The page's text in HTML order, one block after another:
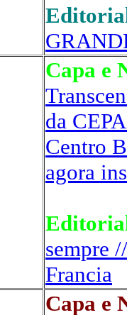
Capa e
da
Centro
agora
sempre
Francia
Capa e